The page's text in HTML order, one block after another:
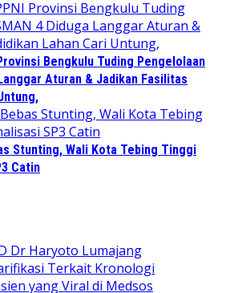
Bengkulu Tuding Pengelolaan
Aturan & Jadikan Fasilitas
Stunting, Wali Kota Tebing Tinggi
Catin